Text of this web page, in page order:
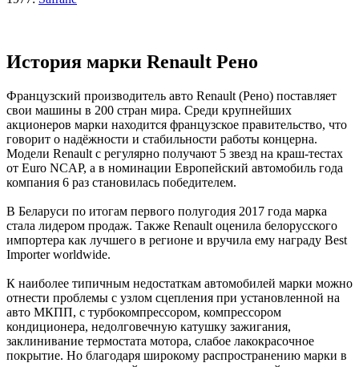
История марки Renault Рено
Французский производитель авто Renault (Рено) поставляет
свои машины в 200 стран мира. Среди крупнейших
акционеров марки находится французское правительство, что
говорит о надёжности и стабильности работы концерна.
Модели Renault с регулярно получают 5 звезд на краш-тестах
от Euro NCAP, а в номинации Европейский автомобиль года
компания 6 раз становилась победителем.
В Беларуси по итогам первого полугодия 2017 года марка
стала лидером продаж. Также Renault оценила белорусского
импортера как лучшего в регионе и вручила ему награду Best
Importer worldwide.
К наиболее типичным недостаткам автомобилей марки можно
отнести проблемы с узлом сцепления при установленной на
авто МКПП, с турбокомпрессором, компрессором
кондиционера, недолговечную катушку зажигания,
заклинивание термостата мотора, слабое лакокрасочное
покрытие. Но благодаря широкому распространению марки в